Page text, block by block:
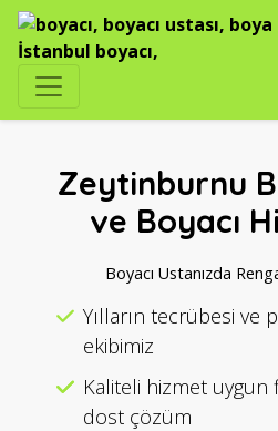
Zeytinburnu
ve Boyacı
Boyacı Ustanızda
Yılların tecrübesi ve
ekibimiz
Kaliteli hizmet uygun
dost çözüm